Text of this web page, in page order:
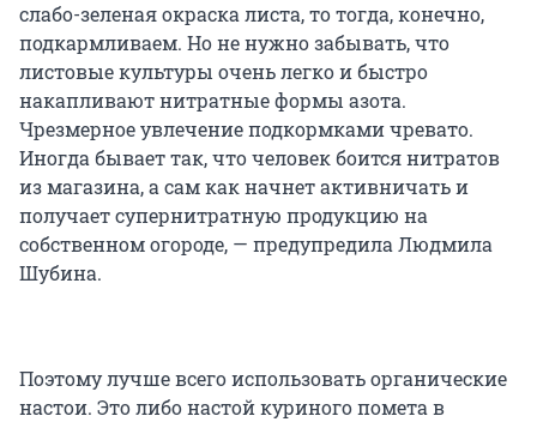
слабо-зеленая окраска листа, то тогда, конечно,
подкармливаем. Но не нужно забывать, что
листовые культуры очень легко и быстро
накапливают нитратные формы азота.
Чрезмерное увлечение подкормками чревато.
Иногда бывает так, что человек боится нитратов
из магазина, а сам как начнет активничать и
получает супернитратную продукцию на
собственном огороде, — предупредила Людмила
Шубина.
Поэтому лучше всего использовать органические
настои. Это либо настой куриного помета в